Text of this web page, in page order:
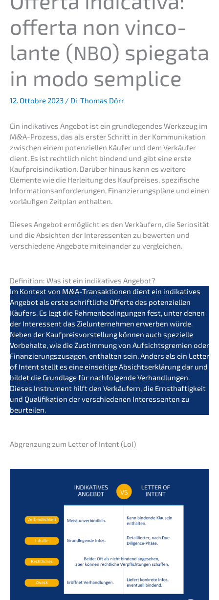
offer­ta non vinco­
lan­te (NBO) spiega­ta
in modo semplice
12. Ottobre 2023 / Di Thomas Dörr
Ein indika­ti­ves Angebot ist ein grund­le­gen­des Werkzeug im
M&A-Prozess, das als erster Schritt in der Kommu­ni­ka­ti­on
zwischen einem poten­zi­el­len Käufer und dem Verkäu­fer
dient. Es ist recht­lich nicht bindend und gibt eine erste
Kaufpreis­in­di­ka­ti­on. Darüber hinaus kann es weite­re
Elemen­te wie die Herlei­tung des Kaufprei­ses, spezi­fi­sche
Infor­ma­ti­ons­an­for­de­run­gen, Finan­zie­rungs­plä­ne und einen
vorläu­fi­gen Zeitplan enthalten.
Dieses Angebot ermög­licht es den Verkäu­fern, die Serio­si­tät
und die Absich­ten der Inter­es­sen­ten zu bewer­ten und
verschie­de­ne Angebo­te mitein­an­der zu vergleichen.
Defini­ti­on: Was ist ein indika­ti­ves Angebot?
Im Kontext von M&A-Transaktionen dient ein indika­ti­ves
Angebot als erste schrift­li­che Offer­te des poten­zi­el­len
Käufers. Es legt die Rahmen­be­din­gun­gen fest, unter denen
der Inter­es­sent das Zielun­ter­neh­men erwer­ben würde.
Neben der Kaufpreis­vor­stel­lung können auch spezi­el­le
Vorbe­hal­te, wie die Zustim­mung von Aufsichts­gre­mi­en oder
Finan­zie­rungs­zu­sa­gen, enthal­ten sein. Anders als ein Letter
of Intent stellt es eine einsei­ti­ge Absichts­er­klä­rung dar und
bildet die Grund­la­ge für nachfol­gen­de Verhand­lun­gen.
Dieses Instru­ment hilft den Verkäu­fern, die Ernst­haf­tig­keit
und Quali­fi­ka­ti­on der verschie­de­nen Inter­es­sen­ten zu
beurteilen.
Abgren­zung zum Letter of Intent (LoI)